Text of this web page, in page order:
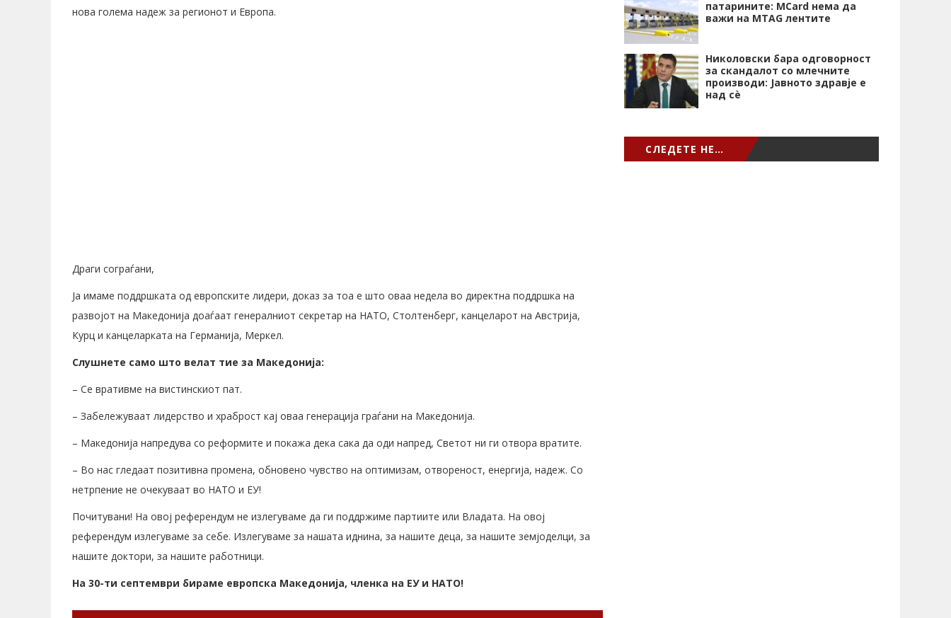
нова голема надеж за регионот и Европа.
Драги сограѓани,
Ја имаме поддршката од европските лидери, доказ за тоа е што оваа недела во директна поддршка на
развојот на Македонија доаѓаат генералниот секретар на НАТО, Столтенберг, канцеларот на Австрија,
Курц и канцеларката на Германија, Меркел.
Слушнете само што велат тие за Македонија:
– Се вративме на вистинскиот пат.
– Забележуваат лидерство и храброст кај оваа генерација граѓани на Македонија.
– Македонија напредува со реформите и покажа дека сака да оди напред, Светот ни ги отвора вратите.
– Во нас гледаат позитивна промена, обновено чувство на оптимизам, отвореност, енергија, надеж. Со
нетрпение не очекуваат во НАТО и ЕУ!
Почитувани! На овој референдум не излегуваме да ги поддржиме партиите или Владата. На овој
референдум излегуваме за себе. Излегуваме за нашата иднина, за нашите деца, за нашите земјоделци, за
нашите доктори, за нашите работници.
На 30-ти септември бираме европска Македонија, членка на ЕУ и НАТО!
патарините: MCard нема да
важи на MTAG лентите
Николовски бара одговорност
за скандалот со млечните
производи: Јавното здравје е
над сѐ
СЛЕДЕТЕ НЕ…